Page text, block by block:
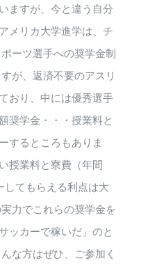
ますが、今と違う自分
メリカ大学進学は、チ
ーツ選手への奨学金制
が、返済不要のアスリ
おり、中には優秀選手
奨学金・・・授業料と
するところもありま
授業料と寮費（年間
てもらえる利点は大
力でこれらの奨学金を
ッカーで稼いだ」のと
な方はぜひ、ご参加く